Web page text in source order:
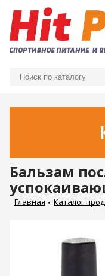
Бальзам
Главная Каталог